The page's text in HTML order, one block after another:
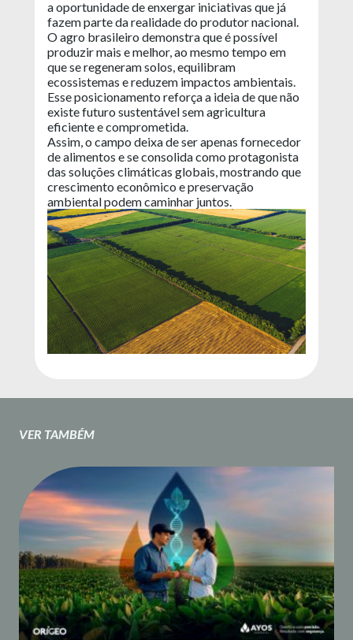
a oportunidade de enxergar iniciativas que já
fazem parte da realidade do produtor nacional.
O agro brasileiro demonstra que é possível
produzir mais e melhor, ao mesmo tempo em
que se regeneram solos, equilibram
ecossistemas e reduzem impactos ambientais.
Esse posicionamento reforça a ideia de que não
existe futuro sustentável sem agricultura
eficiente e comprometida.
Assim, o campo deixa de ser apenas fornecedor
de alimentos e se consolida como protagonista
das soluções climáticas globais, mostrando que
crescimento econômico e preservação
ambiental podem caminhar juntos.
VER TAMBÉM